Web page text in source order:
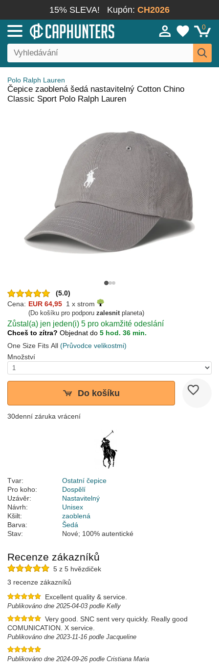
15% SLEVA! Kupón: CH2026
0
Polo Ralph Lauren
Čepice zaoblená šedá nastavitelný Cotton Chino
Classic Sport Polo Ralph Lauren
(5.0)
Cena: EUR 64,95 1 x strom
(Do košíku pro podporu zalesnitplaneta)
Zůstal(a) jen jeden(i) 5 pro okamžité odeslání
Chceš to zítra? Objednat do 5 hod. 36 min.
One Size Fits All (Průvodce velikostmi)
Množství
Do košíku
30denní záruka vrácení
Tvar:
Ostatní čepice
Pro koho:
Dospělí
Uzávěr:
Nastavitelný
Návrh:
Unisex
Kšilt:
zaoblená
Barva:
Šedá
Stav:
Nové; 100% autentické
Recenze zákazníků
5 z 5 hvězdiček
3 recenze zákazníků
Excellent quality & service.
Publikováno dne 2025-04-03 podle Kelly
Very good. SNC sent very quickly. Really good
COMUNICATION. X service.
Publikováno dne 2023-11-16 podle Jacqueline
Publikováno dne 2024-09-26 podle Cristiana Maria